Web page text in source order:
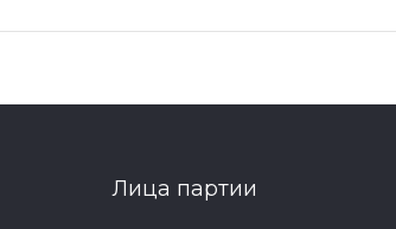
Лица партии